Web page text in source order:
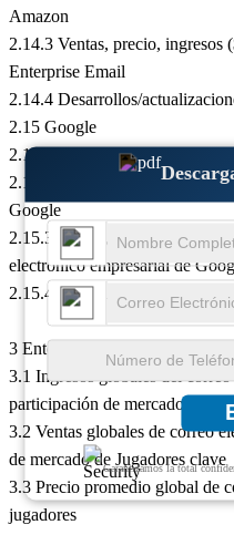
Garantizamos la total
Amazon
2.14.3 Ventas, precio, ingresos
Enterprise Email
2.14.4 Desarrollos/
2.15 Google
2.15.1 Perfiles de empresas de
2.15.2 Productos y servicios de
Google
2.15.3 Ventas, precio, ingresos
electrónico empresarial de
2.15.4 Actualizaciones/
3 Entorno competitivo: por
3.1 Ingresos globales del
participación de mercado de
3.2 Ventas globales de correo
de mercado de Jugadores clave
3.3 Precio promedio global de
jugadores